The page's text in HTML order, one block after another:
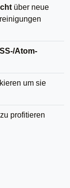
über neue
Atom-
um sie
profitieren